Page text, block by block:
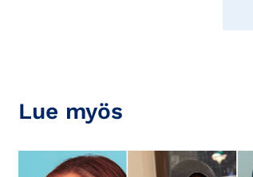
Lue myös